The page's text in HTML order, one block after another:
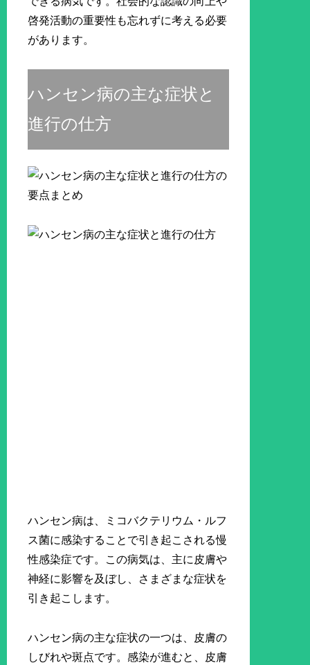
啓発活動の重要性も忘れずに考える必要
があります。
ハンセン病の主な症状と
進行の仕方
ハンセン病は、ミコバクテリウム・ルフ
ス菌に感染することで引き起こされる慢
性感染症です。この病気は、主に皮膚や
神経に影響を及ぼし、さまざまな症状を
引き起こします。
ハンセン病の主な症状の一つは、皮膚の
しびれや斑点です。感染が進むと、皮膚